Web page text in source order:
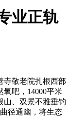
业正轨
敬老院扎根西部
吧，14000平米
山、双景不雅垂钓
径通幽，将生态